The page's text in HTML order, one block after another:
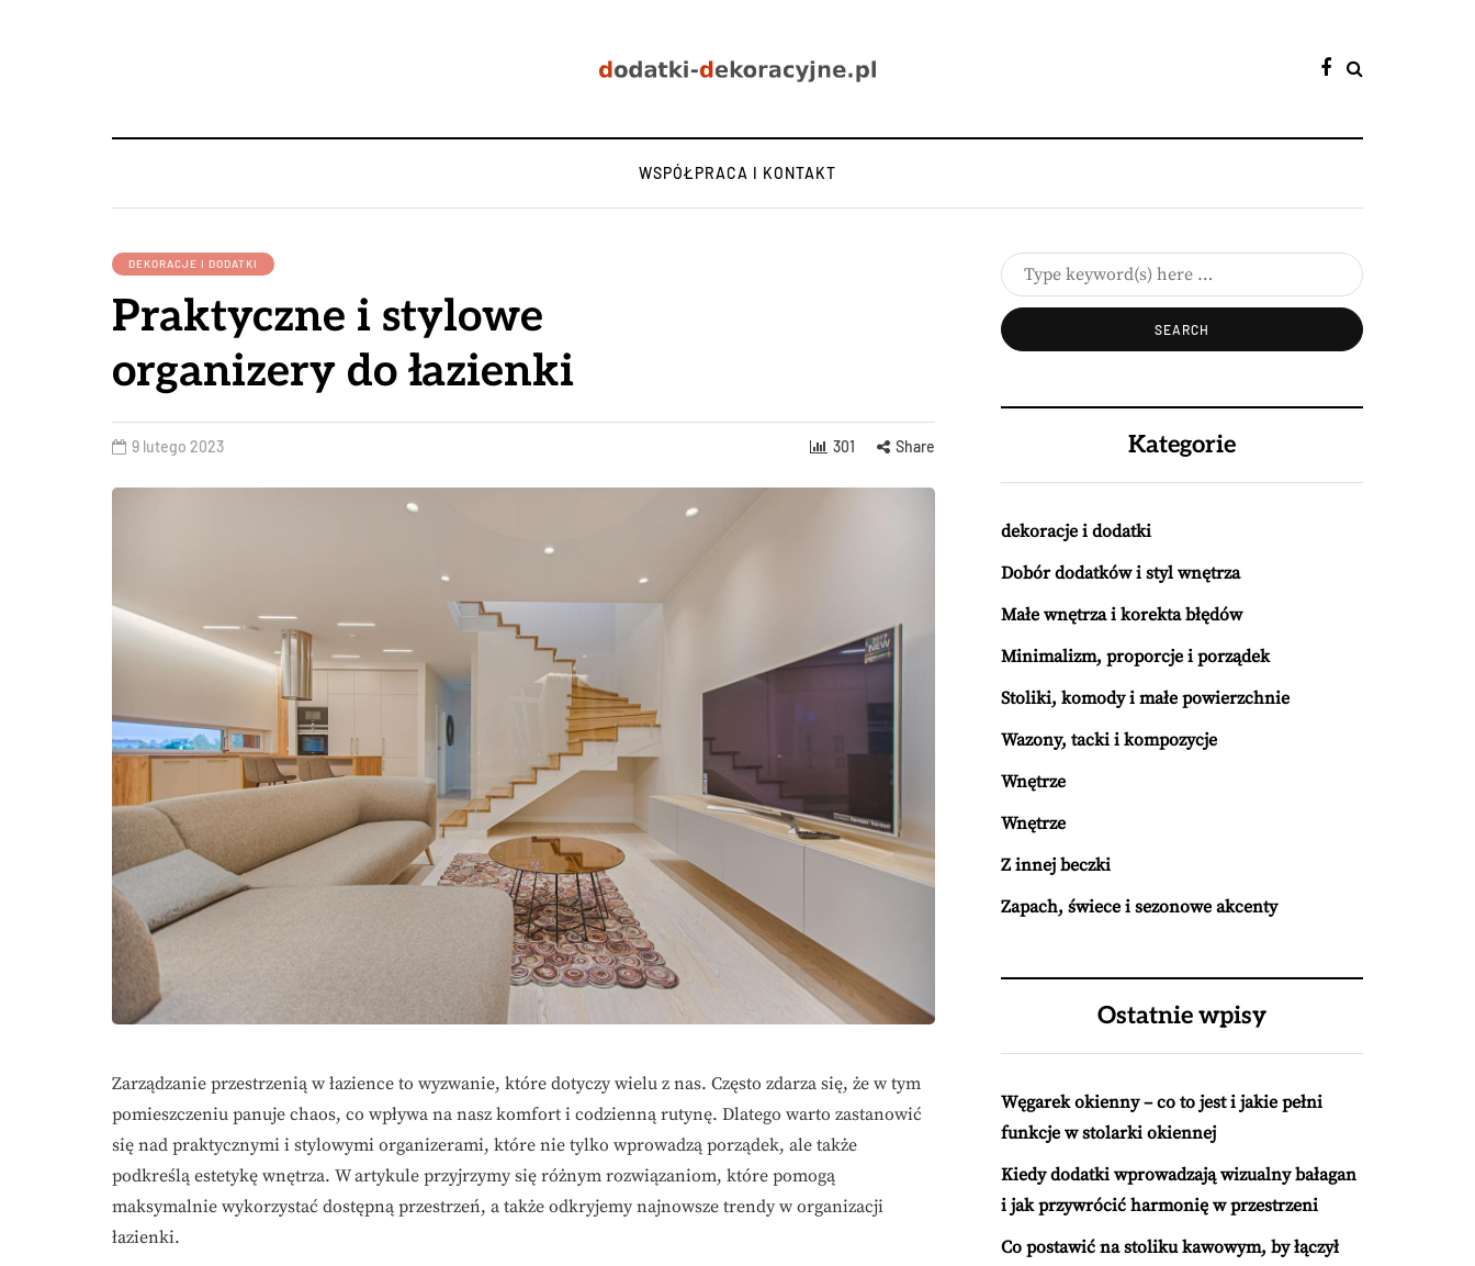
WSPÓŁPRACA I KONTAKT
DEKORACJE I DODATKI
Praktyczne i stylowe
organizery do łazienki
9 lutego 2023 301 Share
Zarządzanie przestrzenią w łazience to wyzwanie, które dotyczy wielu z nas. Często zdarza się, że w tym
pomieszczeniu panuje chaos, co wpływa na nasz komfort i codzienną rutynę. Dlatego warto zastanowić
się nad praktycznymi i stylowymi organizerami, które nie tylko wprowadzą porządek, ale także
podkreślą estetykę wnętrza. W artykule przyjrzymy się różnym rozwiązaniom, które pomogą
maksymalnie wykorzystać dostępną przestrzeń, a także odkryjemy najnowsze trendy w organizacji
łazienki.
Kategorie
dekoracje i dodatki
Dobór dodatków i styl wnętrza
Małe wnętrza i korekta błędów
Minimalizm, proporcje i porządek
Stoliki, komody i małe powierzchnie
Wazony, tacki i kompozycje
Wnętrze
Wnętrze
Z innej beczki
Zapach, świece i sezonowe akcenty
Ostatnie wpisy
Węgarek okienny – co to jest i jakie pełni
funkcje w stolarki okiennej
Kiedy dodatki wprowadzają wizualny bałagan
i jak przywrócić harmonię w przestrzeni
Co postawić na stoliku kawowym, by łączył